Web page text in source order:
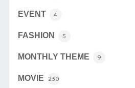
EVENT 4
FASHION 5
MONTHLY THEME 9
MOVIE 230